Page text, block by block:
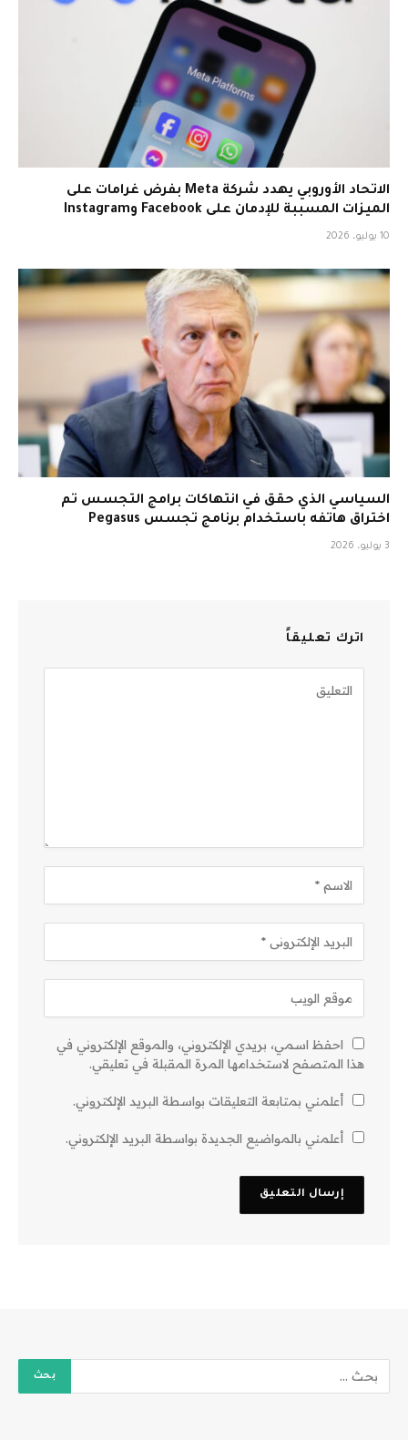
الاتحاد الأوروبي يهدد شركة Meta بفرض غرامات على
الميزات المسببة للإدمان على Facebook وInstagram
10 يوليو، 2026
السياسي الذي حقق في انتهاكات برامج التجسس تم
اختراق هاتفه باستخدام برنامج تجسس Pegasus
3 يوليو، 2026
اترك تعليقاً
احفظ اسمي، بريدي الإلكتروني، والموقع الإلكتروني في
هذا المتصفح لاستخدامها المرة المقبلة في تعليقي.
أعلمني بمتابعة التعليقات بواسطة البريد الإلكتروني.
أعلمني بالمواضيع الجديدة بواسطة البريد الإلكتروني.